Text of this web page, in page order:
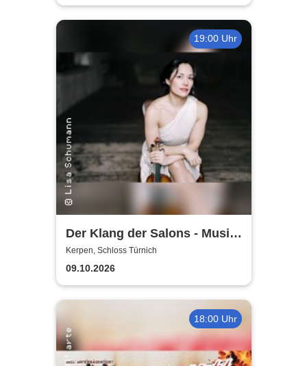
19:00 Uhr
Der Klang der Salons - Musik
und Gesellschaft bei Marcel
Proust
Kerpen, Schloss Türnich
09.10.2026
18:00 Uhr